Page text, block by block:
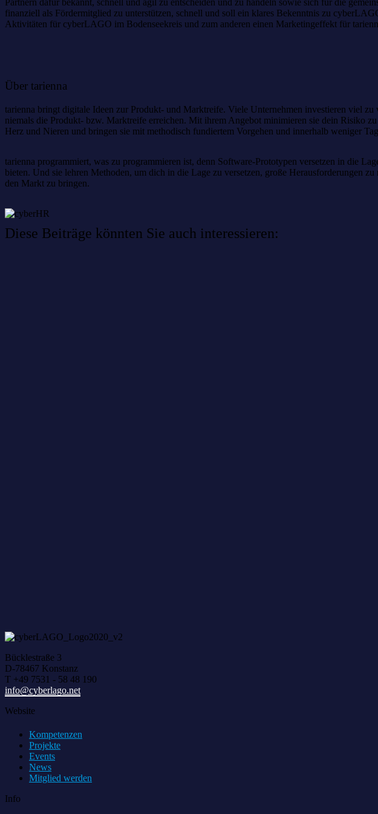
Partnern dafür bekannt, schnell und agil zu entscheiden und zu handeln sowie sich für die
finanziell als Fördermitglied zu unterstützen, schnell und soll ein klares Bekenntnis zu
Aktivitäten für cyberLAGO im Bodenseekreis und zum anderen einen Marketingeffekt für
Über tarienna
tarienna bringt digitale Ideen zur Produkt- und Marktreife. Viele Unternehmen investieren viel
niemals die Produkt- bzw. Marktreife erreichen. Mit ihrem Angebot minimieren sie dein Risiko
Herz und Nieren und bringen sie mit methodisch fundiertem Vorgehen und innerhalb weniger
tarienna programmiert, was zu programmieren ist, denn Software-Prototypen versetzen in die
bieten. Und sie lehren Methoden, um dich in die Lage zu versetzen, große Herausforderungen
den Markt zu bringen.
Diese Beiträge könnten Sie auch interessieren:
Bücklestraße 3
D-78467 Konstanz
T +49 7531 - 58 48 190
info@cyberlago.net
Website
Kompetenzen
Projekte
Events
News
Mitglied werden
Info